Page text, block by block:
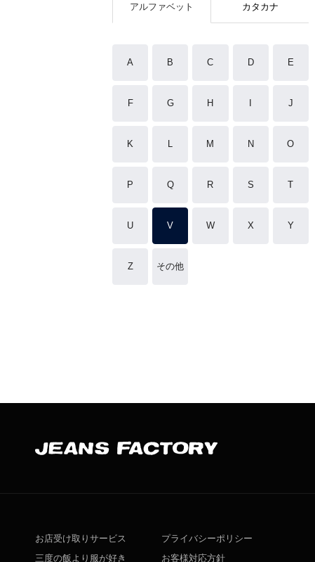
アルファベット カタカナ
A B C D E
F G H J
K L M N O
P Q R S T
U V W X Y
Z その他
お店受け取りサービス
三度の飯より服が好き
プライバシーポリシー
お客様対応方針